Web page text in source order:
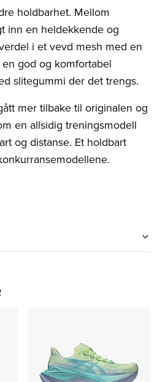
holdbarhet. Mellom
inn en heldekkende og
i et vevd mesh med en
god og komfortabel
slitegummi der det trengs.
mer tilbake til originalen og
en allsidig treningsmodell
og distanse. Et holdbart